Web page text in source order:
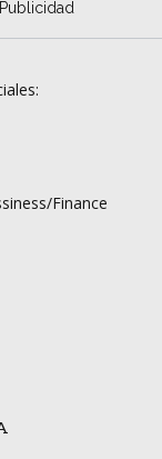
Publicidad
Finance